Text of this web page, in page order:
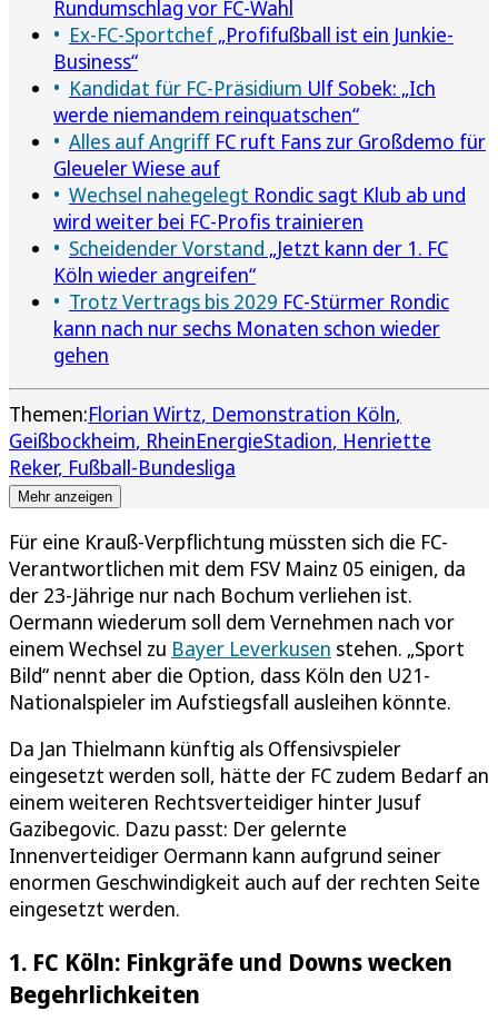
Rundumschlag vor FC-Wahl
Ex-FC-Sportchef „Profifußball ist ein Junkie-
Business“
Kandidat für FC-Präsidium Ulf Sobek: „Ich
werde niemandem reinquatschen“
Alles auf Angriff FC ruft Fans zur Großdemo für
Gleueler Wiese auf
Wechsel nahegelegt Rondic sagt Klub ab und
wird weiter bei FC-Profis trainieren
Scheidender Vorstand „Jetzt kann der 1. FC
Köln wieder angreifen“
Trotz Vertrags bis 2029 FC-Stürmer Rondic
kann nach nur sechs Monaten schon wieder
gehen
Themen:Florian Wirtz Demonstration Köln
Geißbockheim RheinEnergieStadion Henriette
Reker Fußball-Bundesliga
Mehr anzeigen
Für eine Krauß-Verpflichtung müssten sich die FC-
Verantwortlichen mit dem FSV Mainz 05 einigen, da
der 23-Jährige nur nach Bochum verliehen ist.
Oermann wiederum soll dem Vernehmen nach vor
einem Wechsel zu Bayer Leverkusen stehen. „Sport
Bild“ nennt aber die Option, dass Köln den U21-
Nationalspieler im Aufstiegsfall ausleihen könnte.
Da Jan Thielmann künftig als Offensivspieler
eingesetzt werden soll, hätte der FC zudem Bedarf an
einem weiteren Rechtsverteidiger hinter Jusuf
Gazibegovic. Dazu passt: Der gelernte
Innenverteidiger Oermann kann aufgrund seiner
enormen Geschwindigkeit auch auf der rechten Seite
eingesetzt werden.
1. FC Köln: Finkgräfe und Downs wecken
Begehrlichkeiten